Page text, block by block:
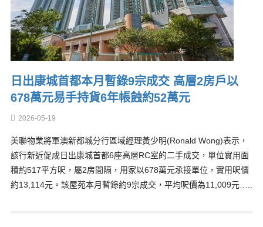
日出康城首都本月暫錄9宗成交 高層2房戶以
678萬元易手持貨6年帳蝕約52萬元
2026-05-19
美聯物業將軍澳新都城分行區域經理黃少明(Ronald Wong)表示，
該行新近促成日出康城首都6座高層RC室的二手成交，單位實用面
積約517平方呎，屬2房間隔，用家以678萬元承接單位，實用呎價
約13,114元。該屋苑本月暫錄約9宗成交，平均呎價為11,009元…..